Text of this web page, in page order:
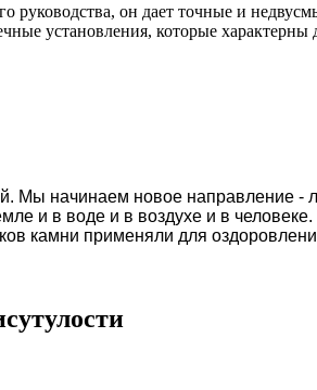
руководства, он дает точные и
установления, которые
Мы начинаем новое направление -
и в воде и в воздухе и в
камни применяли для